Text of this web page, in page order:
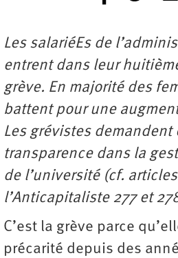
Les salariéEs de
entrent dans leur
grève. En majorité des
battent pour une
Les grévistes demandent
transparence dans la
de l’université (cf.
l’Anticapitaliste 277 et
C’est la grève parce
précarité depuis des